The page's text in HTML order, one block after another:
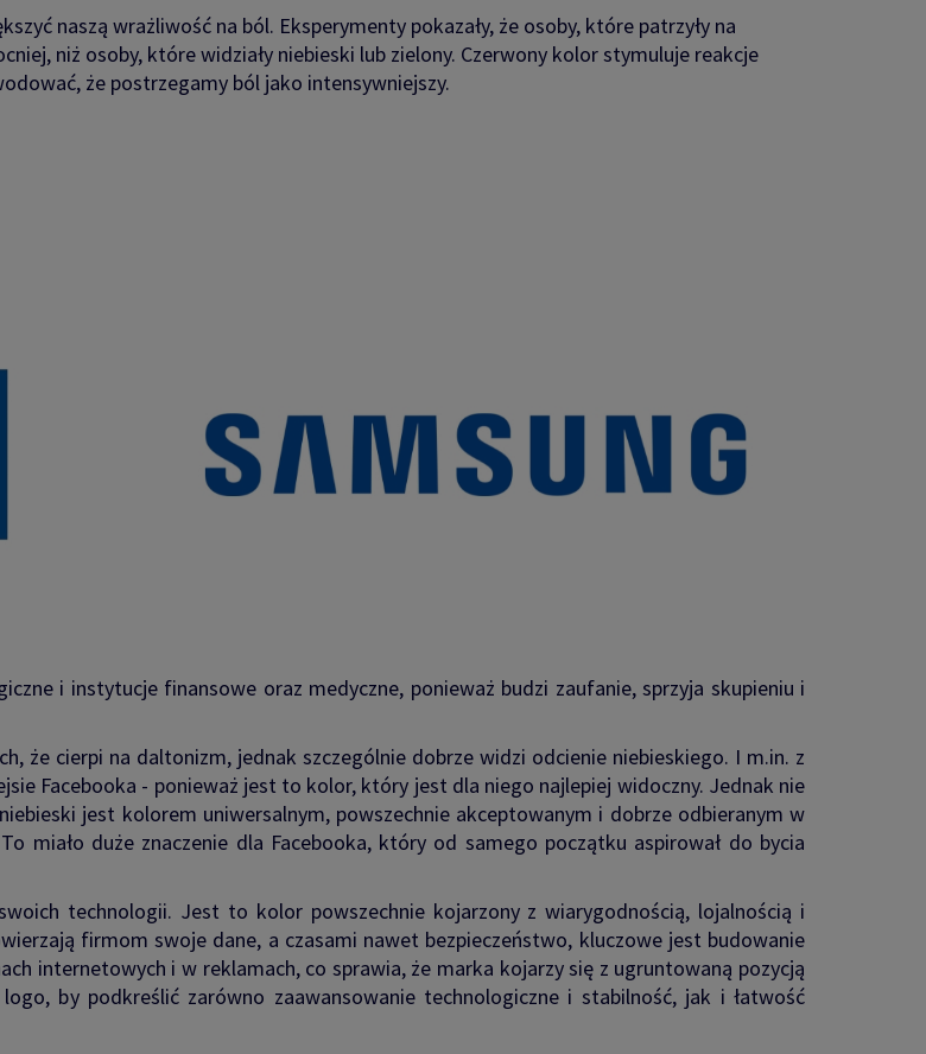
naszą wrażliwość na ból. Eksperymenty pokazały, że osoby, które patrzyły na
niż osoby, które widziały niebieski lub zielony. Czerwony kolor stymuluje reakcje
że postrzegamy ból jako intensywniejszy.
i instytucje finansowe oraz medyczne, ponieważ budzi zaufanie, sprzyja skupieniu i
że cierpi na daltonizm, jednak szczególnie dobrze widzi odcienie niebieskiego. I m.in. z
Facebooka - ponieważ jest to kolor, który jest dla niego najlepiej widoczny. Jednak nie
jest kolorem uniwersalnym, powszechnie akceptowanym i dobrze odbieranym w
miało duże znaczenie dla Facebooka, który od samego początku aspirował do bycia
technologii. Jest to kolor powszechnie kojarzony z wiarygodnością, lojalnością i
firmom swoje dane, a czasami nawet bezpieczeństwo, kluczowe jest budowanie
internetowych i w reklamach, co sprawia, że marka kojarzy się z ugruntowaną pozycją
by podkreślić zarówno zaawansowanie technologiczne i stabilność, jak i łatwość